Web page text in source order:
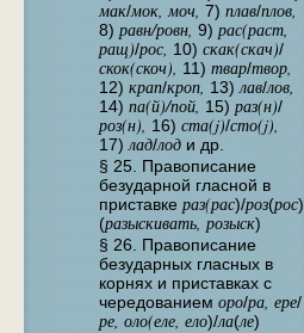
мак/мок, моч, 7) плав/плов,
8) равн/ровн, 9) рас(раст,
ращ)/рос, 10) скак(скач)/
скок(скоч), 11) твар/твор,
12) крап/кроп, 13) лав/лов,
14) па(й)/пой, 15) раз(н)/
роз(н), 16) ста(j)/сто(j),
17) лад/лоди др.
§ 25. Правописание
безударной гласной в
приставке раз(рас)/роз(рос)
(разыскивать, розыск)
§ 26. Правописание
безударных гласных в
корнях и приставках с
чередованием оро/ра, ере/
ре, оло(еле, ело)/ла(ле)